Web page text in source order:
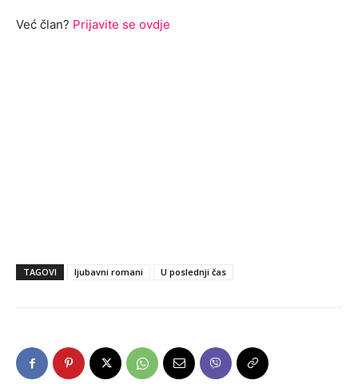
Već član? Prijavite se ovdje
TAGOVI ljubavni romani U poslednji čas